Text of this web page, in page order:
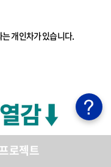
개인차가 있습니다.
로젝트